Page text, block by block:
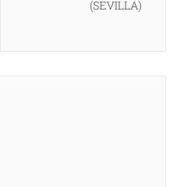
(SEVILLA)